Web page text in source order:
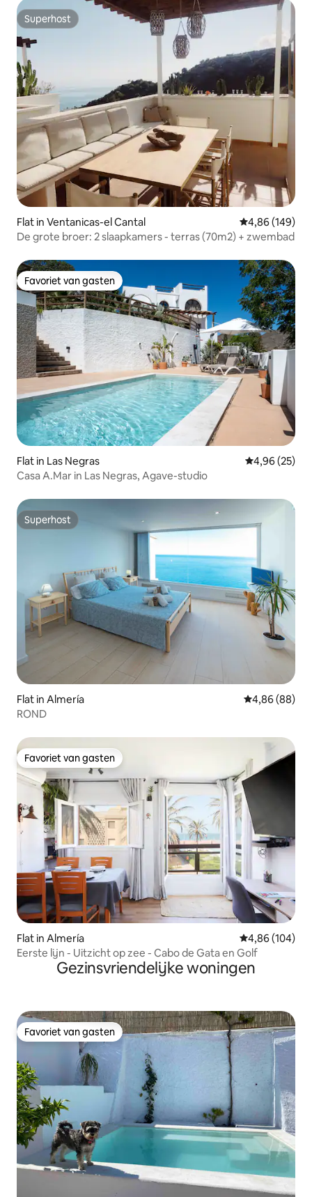
Superhost
Superhost
Flat in Ventanicas-el Cantal Gemiddelde
4,86 (149)
De grote broer: 2 slaapkamers - terras (70m2) + zwembad
Favoriet van gasten
Favoriet van gasten
Flat in Las Negras Gemiddelde
4,96 (25)
Casa A.Mar in Las Negras, Agave-studio
Superhost
Superhost
Flat in Almería Gemiddelde
4,86 (88)
ROND
Favoriet van gasten
Favoriet van gasten
Flat in Almería Gemiddelde
4,86 (104)
Eerste lijn - Uitzicht op zee - Cabo de Gata en Golf
Gezinsvriendelijke woningen
Favoriet van gasten
Favoriet van gasten